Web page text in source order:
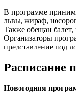
В программе
львы, жираф,
Также обещан балет,
Организаторы
представление под
Расписание
Новогодняя